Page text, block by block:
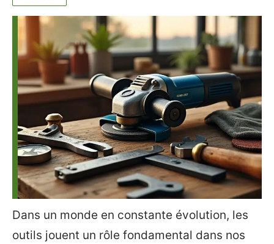
Dans un monde en constante évolution, les
outils jouent un rôle fondamental dans nos